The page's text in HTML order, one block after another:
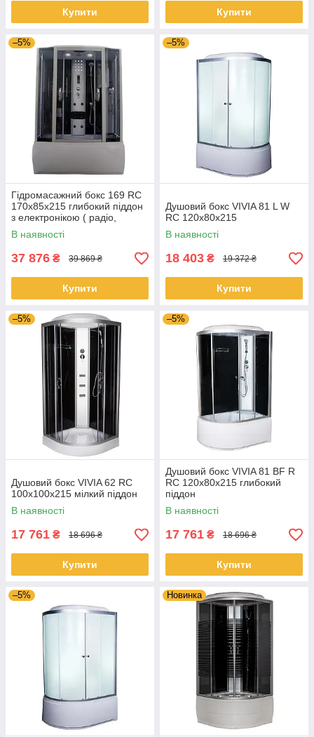
Купити Купити
–5%
Гідромасажний бокс 169 RC
170х85х215 глибокий піддон
з електронікою ( радіо,
світло, витяжка, гідромасаж)
В наявності
37 876 ₴ 39 869 ₴
Купити
–5%
Душовий бокс VIVIA 81 L W
RC 120x80x215
В наявності
18 403 ₴ 19 372 ₴
Купити
–5%
Душовий бокс VIVIA 62 RC
100x100x215 мілкий піддон
В наявності
17 761 ₴ 18 696 ₴
Купити
–5%
Душовий бокс VIVIA 81 BF R
RC 120х80х215 глибокий
піддон
В наявності
17 761 ₴ 18 696 ₴
Купити
–5% Новинка